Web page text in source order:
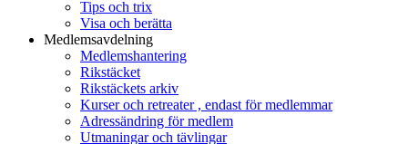
Tips och trix
Visa och berätta
Medlemsavdelning
Medlemshantering
Rikstäcket
Rikstäckets arkiv
Kurser och retreater , endast för medlemmar
Adressändring för medlem
Utmaningar och tävlingar